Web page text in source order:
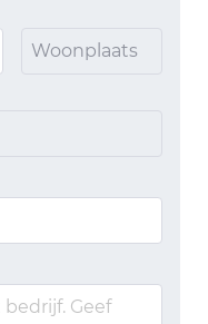
Woonplaats